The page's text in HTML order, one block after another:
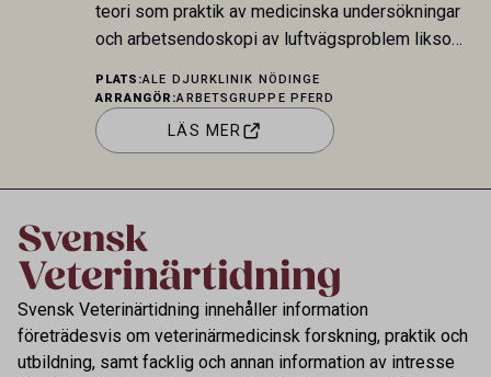
teori som praktik av medicinska undersökningar
och arbetsendoskopi av luftvägsproblem liksom
stående halsoperationer. Kontakt:
contact@agpferd.com
PLATS:ALE DJURKLINIK NÖDINGE
ARRANGÖR:ARBETSGRUPPE PFERD
LÄS MER
Svensk Veterinärtidning innehåller information
företrädesvis om veterinärmedicinsk forskning, praktik och
utbildning, samt facklig och annan information av intresse